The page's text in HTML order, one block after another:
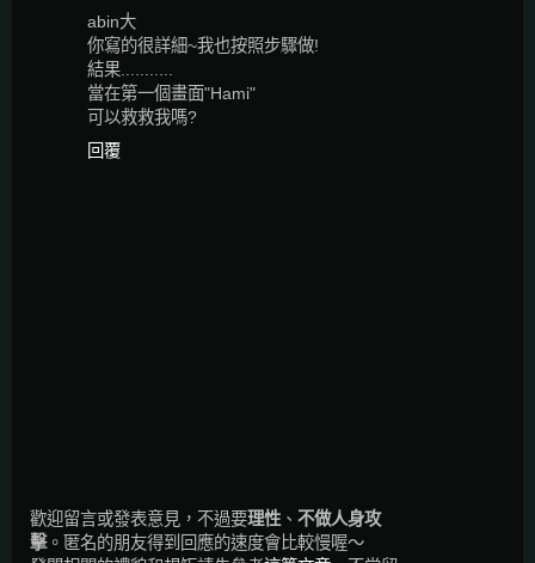
abin大
你寫的很詳細~我也按照步驟做!
結果...........
當在第一個畫面"Hami"
可以救救我嗎?
回覆
歡迎留言或發表意見，不過要理性 、 不做人身攻
擊。匿名的朋友得到回應的速度會比較慢喔～